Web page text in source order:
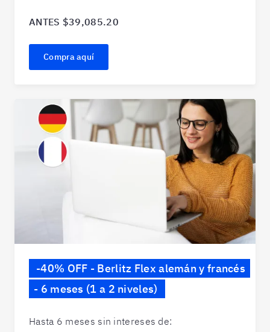
ANTES $39,085.20
Compra aquí
-40% OFF - Berlitz Flex alemán y francés
- 6 meses (1 a 2 niveles)
Hasta 6 meses sin intereses de: